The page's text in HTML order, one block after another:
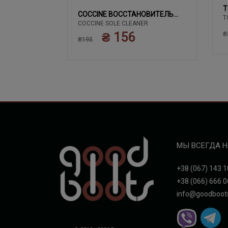
COCCINE ВОССТАНОВИТЕЛЬ
БЕЛОГО
COCCINE SOLE CLEANER
₴195 ₴ 156
МЫ ВСЕГДА
+38 (067) 143
+38 (066) 666